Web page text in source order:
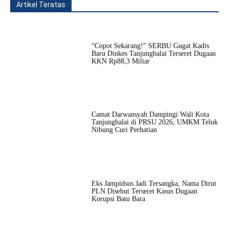
Artikel Teratas
“Copot Sekarang!” SERBU Gugat Kadis
Baru Dinkes Tanjungbalai Terseret Dugaan
KKN Rp88,3 Miliar
Camat Darwansyah Dampingi Wali Kota
Tanjungbalai di PRSU 2026, UMKM Teluk
Nibung Curi Perhatian
Eks Jampidsus Jadi Tersangka, Nama Dirut
PLN Disebut Terseret Kasus Dugaan
Korupsi Batu Bara